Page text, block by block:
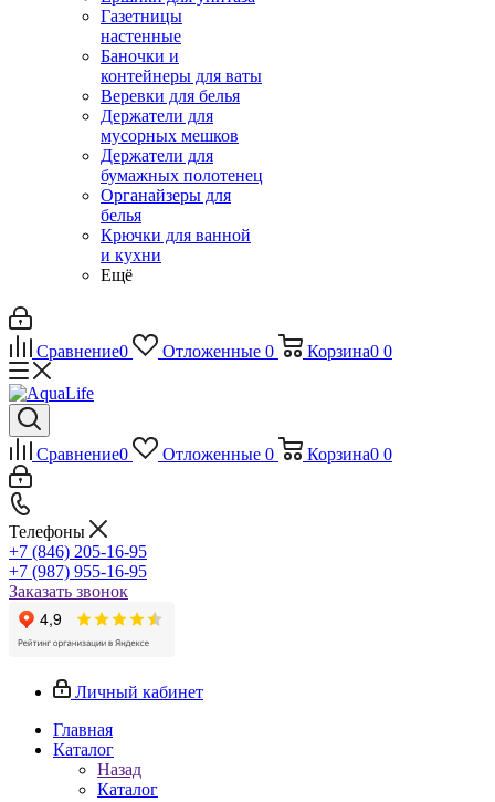
Газетницы
настенные
Баночки и
контейнеры для ваты
Веревки для белья
Держатели для
мусорных мешков
Держатели для
бумажных полотенец
Органайзеры для
белья
Крючки для ванной
и кухни
Ещё
Сравнение0 Отложенные 0 Корзина0 0
Сравнение0 Отложенные 0 Корзина0 0
Телефоны
+7 (846) 205-16-95
+7 (987) 955-16-95
Заказать звонок
Личный кабинет
Главная
Каталог
Назад
Каталог